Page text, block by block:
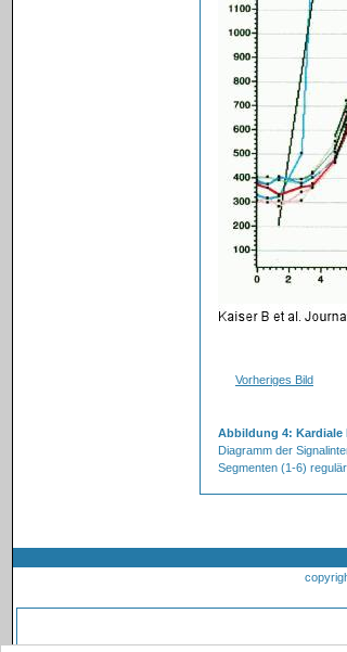
Vorheriges Bild
Abbildung 4: Kardiale
Diagramm der
Segmenten (1-6)